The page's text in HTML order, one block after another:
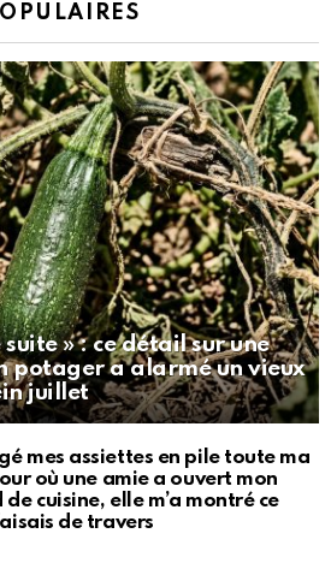
» : ce détail sur une
potager a alarmé un vieux
juillet
mes assiettes en pile toute ma
où une amie a ouvert mon
cuisine, elle m’a montré ce
de travers